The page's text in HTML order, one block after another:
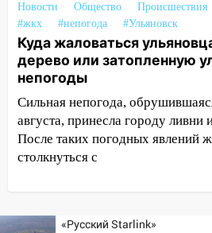
14:16 Шторм продолжает
на улице Любови
светофор
14:14 Студента из
мошенники под видом
14:12 Куда жаловаться
упавшее дерево или
после непогоды
ветром сорвало
строящегося дома
Новости Общество Происшествия
#жкх
#непогода #Ульяновск
Куда жаловаться
дерево или затопленную
непогоды
Сильная непогода,
августа, принесла городу ливни
После таких погодных явлений
столкнуться с
«Русский Starlink»